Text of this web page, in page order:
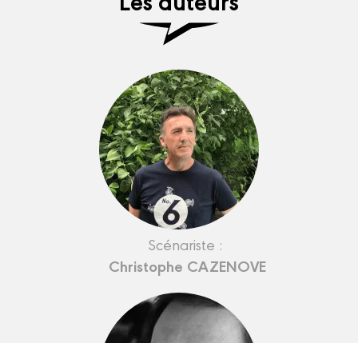
Scénariste :
Christophe CAZENOVE